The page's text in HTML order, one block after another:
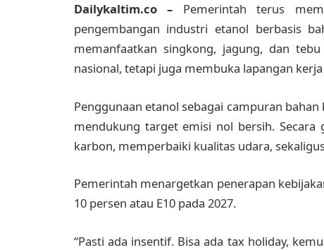
Dailykaltim.co – Pemerintah terus
pengembangan industri etanol berbasis
memanfaatkan singkong, jagung, dan
nasional, tetapi juga membuka lapangan
Penggunaan etanol sebagai campuran
mendukung target emisi nol bersih.
karbon, memperbaiki kualitas udara,
Pemerintah menargetkan penerapan
10 persen atau E10 pada 2027.
“Pasti ada insentif. Bisa ada tax holiday,